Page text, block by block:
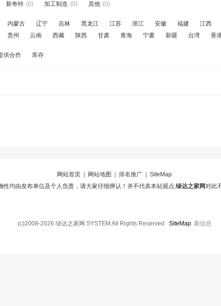
新奇特 (0) 加工制造 (0) 其他 (0)
内蒙古 辽宁 吉林 黑龙江 江苏 浙江 安徽 福建 江西
贵州 云南 西藏 陕西 甘肃 青海 宁夏 新疆 台湾 香
供合作 库存
网站首页 网站地图 排名推广
SiteMap
均由发布单位及个人负责，请大家仔细辨认！并不代表本站观点,绿达之家网对此
(c)2008-2026 绿达之家网 SYSTEM All Rights Reserved SiteMap 新信息